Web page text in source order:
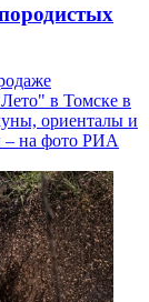
в Томске в
ориенталы и
– на фото РИА